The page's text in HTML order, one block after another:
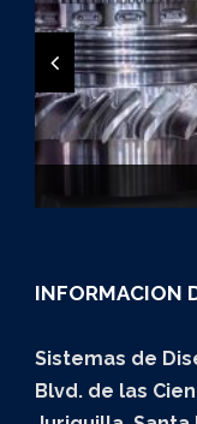
INFORMACION
Sistemas de
Blvd. de las